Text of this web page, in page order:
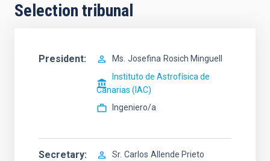
Selection tribunal
President Ms. Josefina Rosich Minguell
Instituto de Astrofísica de
Canarias (IAC)
Ingeniero/a
Secretary Sr. Carlos Allende Prieto